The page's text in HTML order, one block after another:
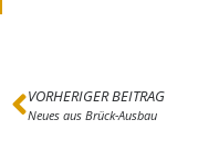
VORHERIGER BEITRAG
Neues aus Brück-Ausbau